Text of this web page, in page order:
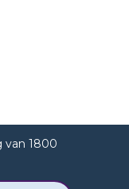
van 1800